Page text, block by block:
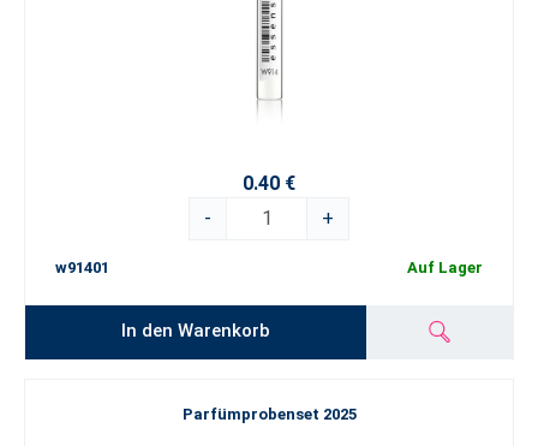
0.40 €
-
+
w91401 Auf Lager
In den Warenkorb
Parfümprobenset 2025